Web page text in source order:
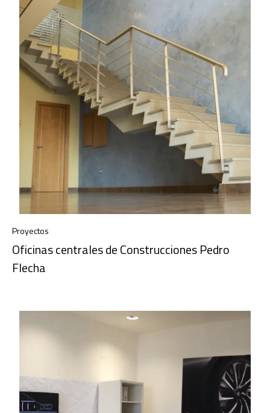
Proyectos
Oficinas centrales de Construcciones Pedro
Flecha